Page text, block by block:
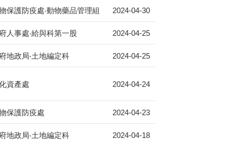
保護防疫處‧動物藥品管理組 2024-04-30
人事處‧給與科第一股 2024-04-25
地政局‧土地編定科 2024-04-25
資產處 2024-04-24
保護防疫處 2024-04-23
地政局‧土地編定科 2024-04-18